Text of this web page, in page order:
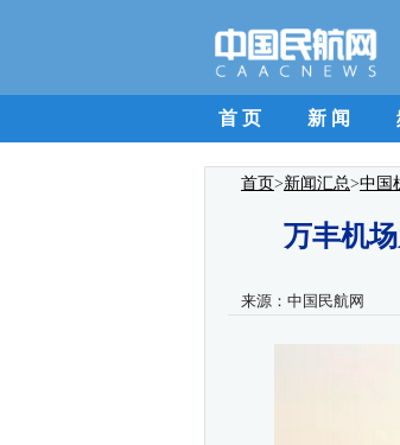
首 页 新 闻
首页>新闻汇总>中国
万丰机
来源： 中国民航网